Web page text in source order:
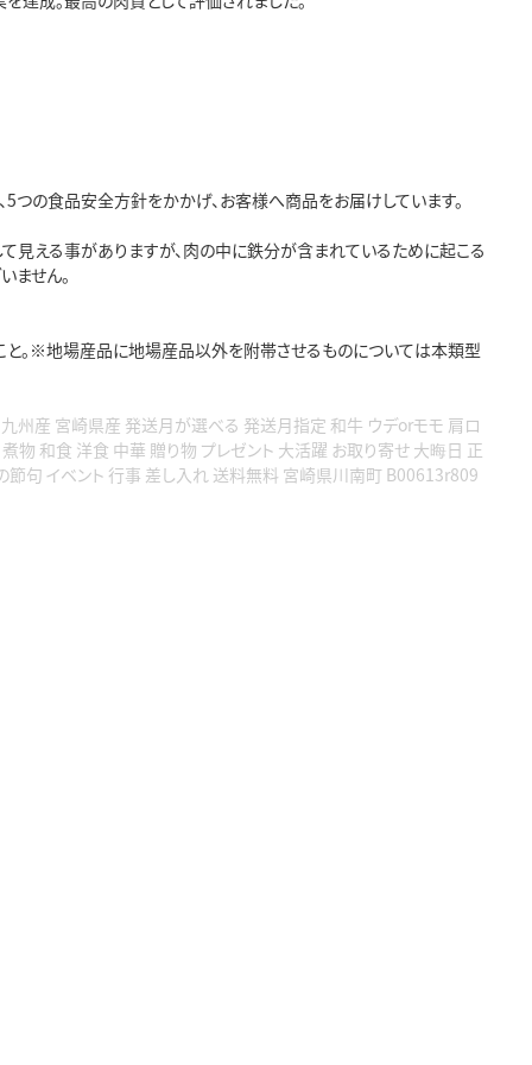
の食品安全方針をかかげ、お客様へ商品をお届けしています。
える事がありますが、肉の中に鉄分が含まれているために起こる
ません。
。※地場産品に地場産品以外を附帯させるものについては本類型
州産 宮崎県産 発送月が選べる 発送月指定 和牛 ウデorモモ 肩ロ
物 和食 洋食 中華 贈り物 プレゼント 大活躍 お取り寄せ 大晦日 正
句 イベント 行事 差し入れ 送料無料 宮崎県川南町 B00613r809